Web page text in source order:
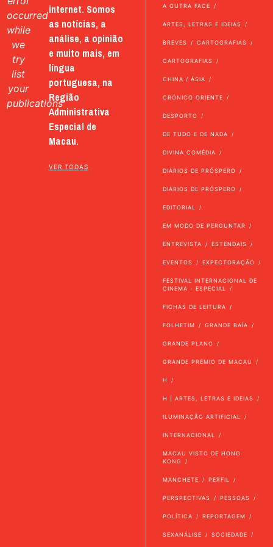
occurred
while
we
try
list
your
publications
internet. Somos
as notícias, a
análise, a opinião
e muito mais, em
língua
portuguesa, na
Região
Administrativa
Especial de
Macau.
VER TODAS
A OUTRA FACE
ARTES, LETRAS E IDEIAS
BREVES CARTOGRAFIAS
CARTOGRAFIAS
CHINA / ÁSIA
CRÓNICO ORIENTE
DESPORTO
DE TUDO E DE NADA
DIVINA COMÉDIA
DIÁRIOS DE PRÓSPERO
DIÁRIOS DE PRÓSPERO
EDITORIAL
EM MODO DE PERGUNTAR
ENTREVISTA ESTENDAIS
EVENTOS EXPECTORAÇÃO
FESTIVAL INTERNACIONAL DE
CINEMA - ESPECIAL
FICHAS DE LEITURA
FOLHETIM GRANDE BAÍA
GRANDE PLANO
GRANDE PRÉMIO DE MACAU
H
H | ARTES, LETRAS E IDEIAS
ILUMINAÇÃO ARTIFICIAL
INTERNACIONAL
MACAU VISTO DE HONG
KONG
MANCHETE PERFIL
PERSPECTIVAS PESSOAS
POLÍTICA REPORTAGEM
SEXANÁLISE SOCIEDADE